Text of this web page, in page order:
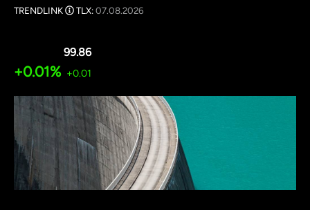
TRENDLINK TLX:07.08.2026
99.86
+0.01% +0.01